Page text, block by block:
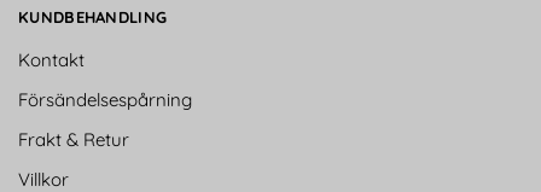
KUNDBEHANDLING
Kontakt
Försändelsespårning
Frakt & Retur
Villkor